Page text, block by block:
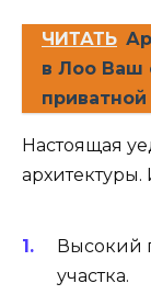
ЧИТАТЬ
в Лоо Ваш
Настоящая
Высокий
участка.